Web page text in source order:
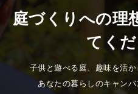
庭づくりへの理
てくだ
子供と遊べる庭、趣味を活
あなたの暮らしのキャンバ